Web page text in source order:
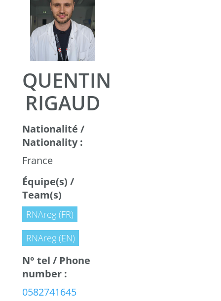
QUENTIN
RIGAUD
Nationalité /
Nationality :
France
Équipe(s) /
Team(s)
RNAreg (FR)
RNAreg (EN)
N° tel / Phone
number :
0582741645